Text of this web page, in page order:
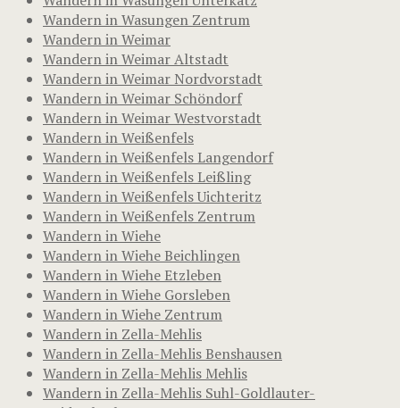
Wandern in Wasungen Zentrum
Wandern in Weimar
Wandern in Weimar Altstadt
Wandern in Weimar Nordvorstadt
Wandern in Weimar Schöndorf
Wandern in Weimar Westvorstadt
Wandern in Weißenfels
Wandern in Weißenfels Langendorf
Wandern in Weißenfels Leißling
Wandern in Weißenfels Uichteritz
Wandern in Weißenfels Zentrum
Wandern in Wiehe
Wandern in Wiehe Beichlingen
Wandern in Wiehe Etzleben
Wandern in Wiehe Gorsleben
Wandern in Wiehe Zentrum
Wandern in Zella-Mehlis
Wandern in Zella-Mehlis Benshausen
Wandern in Zella-Mehlis Mehlis
Wandern in Zella-Mehlis Suhl-Goldlauter-